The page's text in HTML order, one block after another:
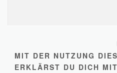
MIT DER NUTZUNG
ERKLÄRST DU DICH